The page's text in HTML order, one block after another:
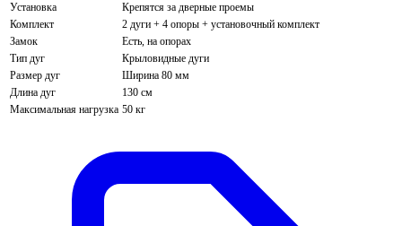
Установка
Крепятся за дверные проемы
Комплект
2 дуги + 4 опоры + установочный комплект
Замок
Есть, на опорах
Тип дуг
Крыловидные дуги
Размер дуг
Ширина 80 мм
Длина дуг
130 см
Максимальная нагрузка 50 кг